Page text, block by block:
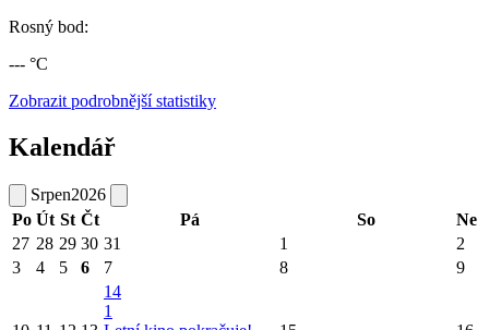
Rosný bod:
--- °C
Zobrazit podrobnější statistiky
Kalendář
Srpen2026
Po Út St Čt Pá So
Ne
27 28 29 30 31 1
2
3
4 5 6 7 8 9
14
1